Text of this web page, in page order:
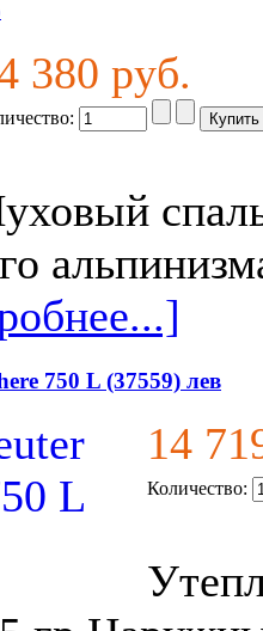
380 руб.
750 L (37559) лев
14
Количество: